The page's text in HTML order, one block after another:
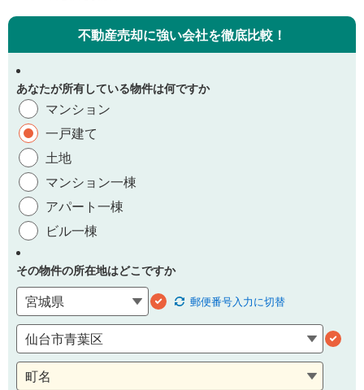
不動産売却に強い会社を徹底比較！
あなたが所有している物件は何ですか
マンション
一戸建て
土地
マンション一棟
アパート一棟
ビル一棟
その物件の所在地はどこですか
郵便番号入力に切替